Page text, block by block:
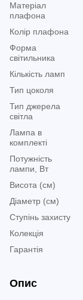
Матеріал
плафона
Колір плафона
Форма
світильника
Кількість ламп
Тип цоколя
Тип джерела
світла
Лампа в
комплекті
Потужність
лампи, Вт
Висота (см)
Діаметр (см)
Ступінь захисту
Колекція
Гарантія
Опис